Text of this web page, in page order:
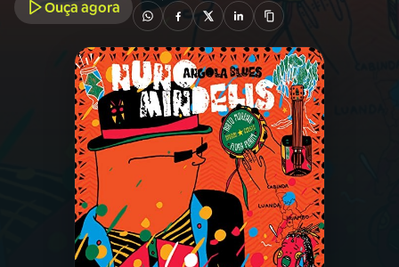
02A RÁDIO
PROGRAMAÇÃO
PROGRAMAS
PODCASTS
VIDEOCASTS
Ouça agora